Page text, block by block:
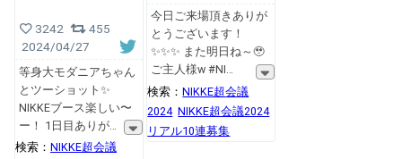
3242
455
2024/04/27
等身大モダニアちゃん
とツーショット✨
NIKKEブース楽しい〜
ー！ 1日目ありが
検索： NIKKE超会議
今日ご来場頂きありが
とうございます！
✨✨✨ また明日ね～🥹
ご主人様w #NI
検索：NIKKE超会議
2024 NIKKE超会議2024
リアル10連募集